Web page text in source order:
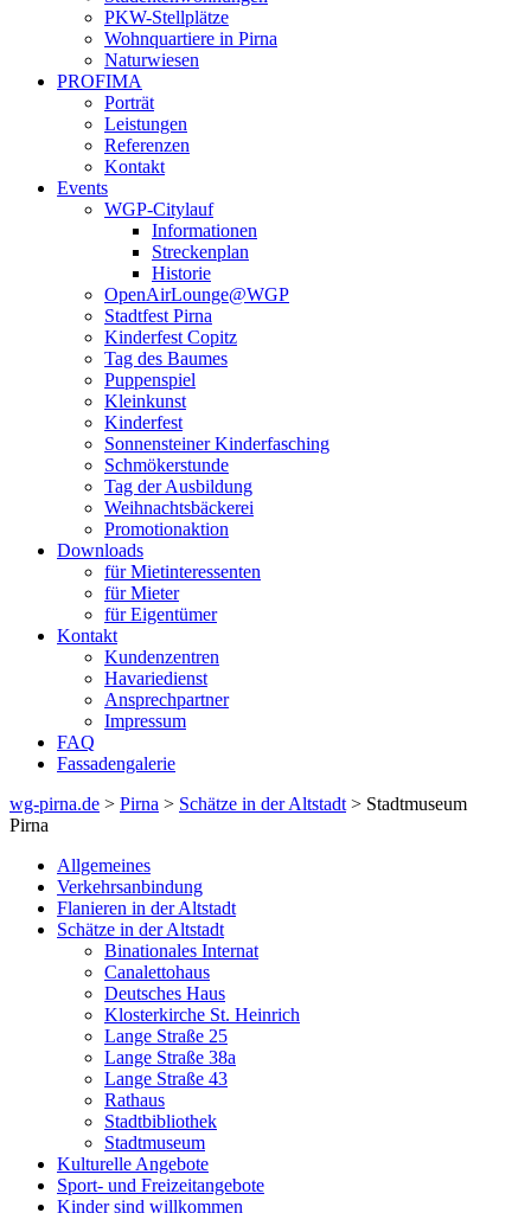
PKW-Stellplätze
Wohnquartiere in Pirna
Naturwiesen
PROFIMA
Porträt
Leistungen
Referenzen
Kontakt
Events
WGP-Citylauf
Informationen
Streckenplan
Historie
OpenAirLounge@WGP
Stadtfest Pirna
Kinderfest Copitz
Tag des Baumes
Puppenspiel
Kleinkunst
Kinderfest
Sonnensteiner Kinderfasching
Schmökerstunde
Tag der Ausbildung
Weihnachtsbäckerei
Promotionaktion
Downloads
für Mietinteressenten
für Mieter
für Eigentümer
Kontakt
Kundenzentren
Havariedienst
Ansprechpartner
Impressum
FAQ
Fassadengalerie
wg-pirna.de > Pirna > Schätze in der Altstadt > Stadtmuseum
Pirna
Allgemeines
Verkehrsanbindung
Flanieren in der Altstadt
Schätze in der Altstadt
Binationales Internat
Canalettohaus
Deutsches Haus
Klosterkirche St. Heinrich
Lange Straße 25
Lange Straße 38a
Lange Straße 43
Rathaus
Stadtbibliothek
Stadtmuseum
Kulturelle Angebote
Sport- und Freizeitangebote
Kinder sind willkommen